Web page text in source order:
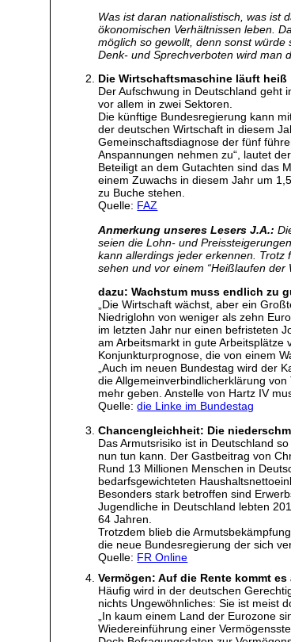
Was ist daran nationalistisch, was ist
ökonomischen Verhältnissen leben.
möglich so gewollt, denn sonst
Denk- und Sprechverboten wird man
Die Wirtschaftsmaschine läuft heiß
Der Aufschwung in Deutschland geht
vor allem in zwei Sektoren.
Die künftige Bundesregierung kann
der deutschen Wirtschaft in diesem
Gemeinschaftsdiagnose der fünf
Anspannungen nehmen zu“, lautet
Beteiligt an dem Gutachten sind das
einem Zuwachs in diesem Jahr um
zu Buche stehen.
Quelle: FAZ
Anmerkung unseres Lesers J.A.:
seien die Lohn- und
kann allerdings jeder erkennen. Trotz
sehen und vor einem “Heißlaufen
dazu: Wachstum muss endlich zu
„Die Wirtschaft wächst, aber ein
Niedriglohn von weniger als zehn
im letzten Jahr nur einen befristeten
am Arbeitsmarkt in gute
Konjunkturprognose, die von einem
„Auch im neuen Bundestag wird der
die Allgemeinverbindlicherklärung
mehr geben. Anstelle von Hartz IV
Quelle:die Linke im Bundestag
Chancengleichheit: Die
Das Armutsrisiko ist in Deutschland
nun tun kann. Der Gastbeitrag von
Rund 13 Millionen Menschen in
bedarfsgewichteten
Besonders stark betroffen sind
Jugendliche in Deutschland lebten
64 Jahren.
Trotzdem blieb die
die neue Bundesregierung der sich
Quelle: FR Online
Vermögen: Auf die Rente kommt es
Häufig wird in der deutschen
nichts Ungewöhnliches: Sie ist meist
„In kaum einem Land der Eurozone
Wiedereinführung einer